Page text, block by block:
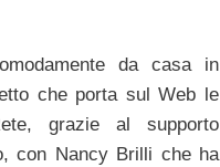
da casa in
che porta sul Web le
grazie al supporto
con Nancy Brilli che ha